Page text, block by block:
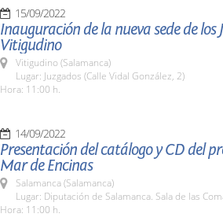
15/09/2022
Inauguración de la nueva sede de los
Vitigudino
Vitigudino (Salamanca)
Lugar: Juzgados (Calle Vidal González, 2)
Hora: 11:00 h.
14/09/2022
Presentación del catálogo y CD del
Mar de Encinas
Salamanca (Salamanca)
Lugar: Diputación de Salamanca. Sala de las
Hora: 11:00 h.